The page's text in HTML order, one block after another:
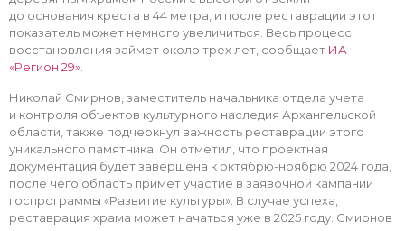
до основания креста в 44 метра, и после реставрации этот
показатель может немного увеличиться. Весь процесс
восстановления займет около трех лет, сообщает ИА
«Регион 29».
Николай Смирнов, заместитель начальника отдела учета
и контроля объектов культурного наследия Архангельской
области, также подчеркнул важность реставрации этого
уникального памятника. Он отметил, что проектная
документация будет завершена к октябрю-ноябрю 2024 года,
после чего область примет участие в заявочной кампании
госпрограммы «Развитие культуры». В случае успеха,
реставрация храма может начаться уже в 2025 году. Смирнов